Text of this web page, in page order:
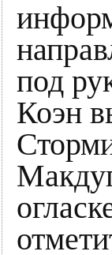
под
Коэн